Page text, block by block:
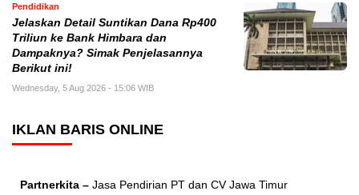
Pendidikan
Jelaskan Detail Suntikan Dana Rp400
Triliun ke Bank Himbara dan
Dampaknya? Simak Penjelasannya
Berikut ini!
Wednesday, 5 Aug 2026 - 15:06 WIB
IKLAN BARIS ONLINE
Partnerkita – Jasa Pendirian PT dan CV Jawa Timur